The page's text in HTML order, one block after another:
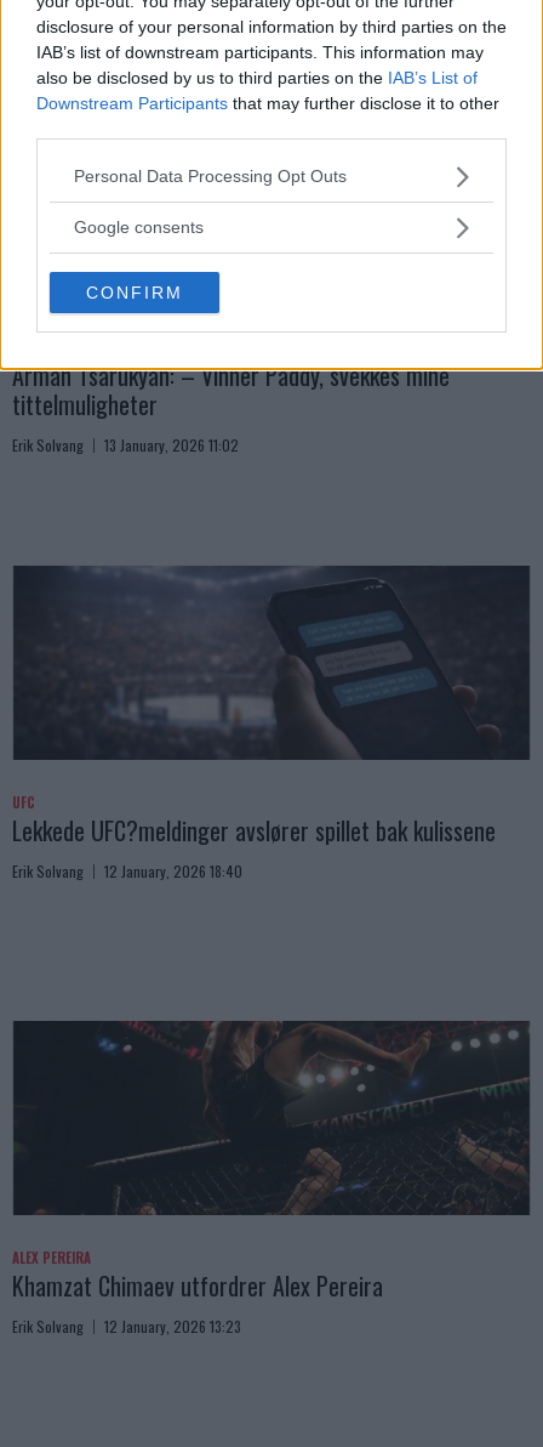
disclosure of your personal information by third parties on the
IAB’s list of downstream participants. This information may
also be disclosed by us to third parties on the IAB’s List of
Downstream Participants that may further disclose it to other
Please note that this website/app uses one or more Google
not limited to your visit or usage behaviour. You may click to
use your data for below specified purposes in below Google
consent section.
Personal Data Processing Opt Outs
Google consents
CONFIRM
Arman Tsarukyan: – Vinner Paddy, svekkes mine
tittelmuligheter
Erik Solvang 13 January, 2026 11:02
UFC
Lekkede UFC?meldinger avslører spillet bak kulissene
Erik Solvang 12 January, 2026 18:40
ALEX PEREIRA
Khamzat Chimaev utfordrer Alex Pereira
Erik Solvang 12 January, 2026 13:23